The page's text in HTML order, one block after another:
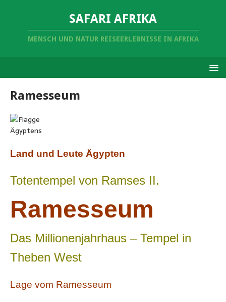
SAFARI AFRIKA
MENSCH UND NATUR REISEERLEBNISSE IN AFRIKA
Ramesseum
Land und Leute Ägypten
Totentempel von Ramses II.
Ramesseum
Das Millionenjahrhaus – Tempel in
Theben West
Lage vom Ramesseum